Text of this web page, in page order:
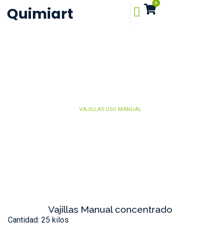
Quimiart
0
VAJILLAS USO MANUAL
Vajillas Manual concentrado
Cantidad: 25 kilos